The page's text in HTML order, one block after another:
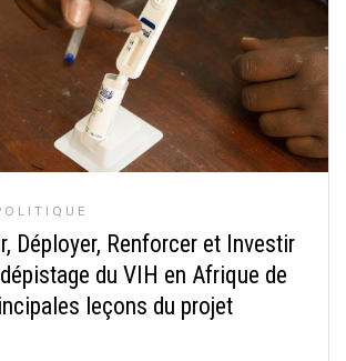
Déployer, Renforcer et Investir
du VIH en Afrique de
leçons du projet